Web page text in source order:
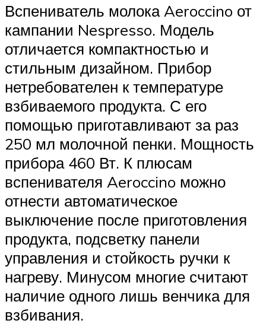
Вспениватель молока Aeroccino от
кампании Nespresso. Модель
отличается компактностью и
стильным дизайном. Прибор
нетребователен к температуре
взбиваемого продукта. С его
помощью приготавливают за раз
250 мл молочной пенки. Мощность
прибора 460 Вт. К плюсам
вспенивателя Aeroccino можно
отнести автоматическое
выключение после приготовления
продукта, подсветку панели
управления и стойкость ручки к
нагреву. Минусом многие считают
наличие одного лишь венчика для
взбивания.